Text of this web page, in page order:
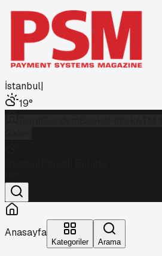
İstanbul|
19°
Anasayfa
Kategoriler Arama